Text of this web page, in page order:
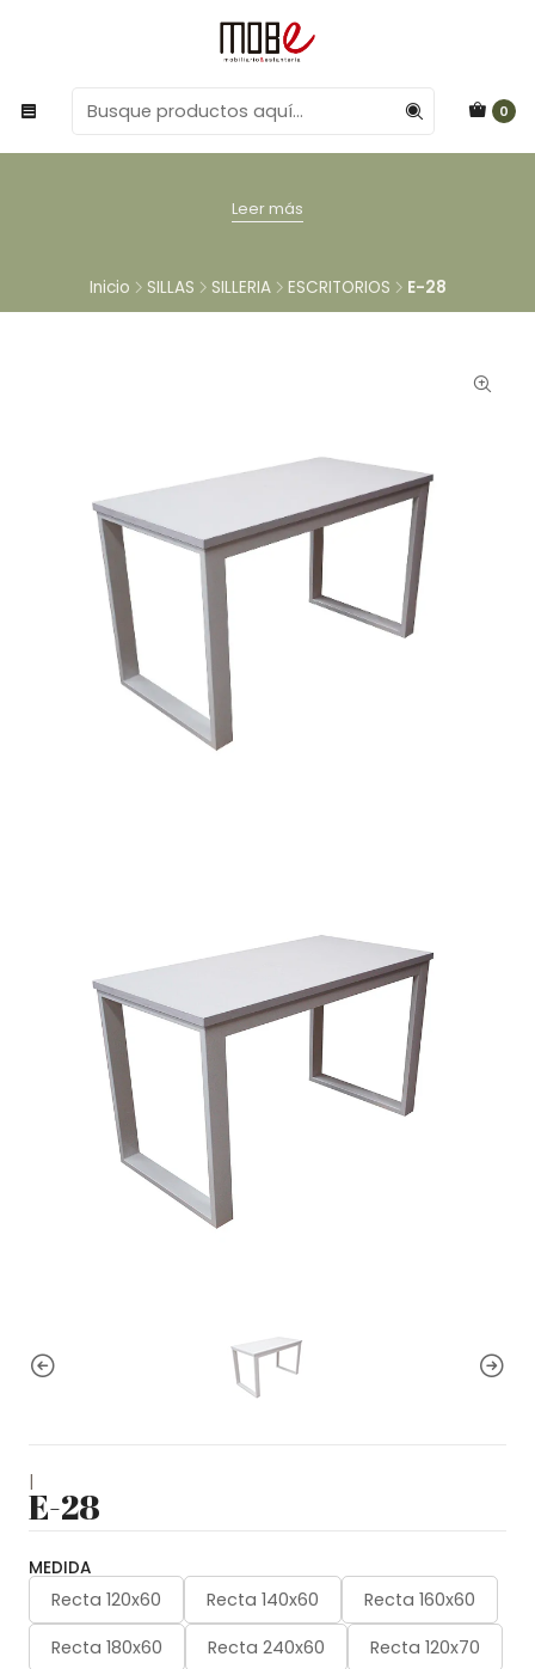
0
Leer más
Inicio SILLAS SILLERIA ESCRITORIOS E-28
|
E-28
MEDIDA
Recta 120x60 Recta 140x60
Recta 160x60
Recta 180x60
Recta 240x60
Recta 120x70